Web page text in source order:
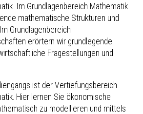
Im Grundlagenbereich Mathematik
mathematische Strukturen und
Grundlagenbereich
erörtern wir grundlegende
Fragestellungen und
ist der Vertiefungsbereich
Hier lernen Sie ökonomische
zu modellieren und mittels